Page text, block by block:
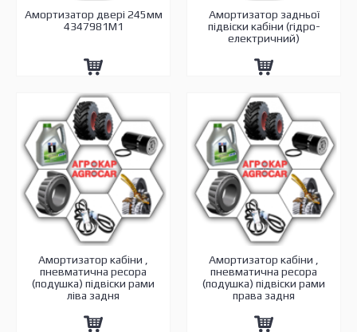
Амортизатор двері 245мм
4347981M1
Амортизатор задньої
підвіски кабіни (гідро-
електричний)
Амортизатор кабіни ,
пневматична ресора
(подушка) підвіски рами
ліва задня
Амортизатор кабіни ,
пневматична ресора
(подушка) підвіски рами
права задня